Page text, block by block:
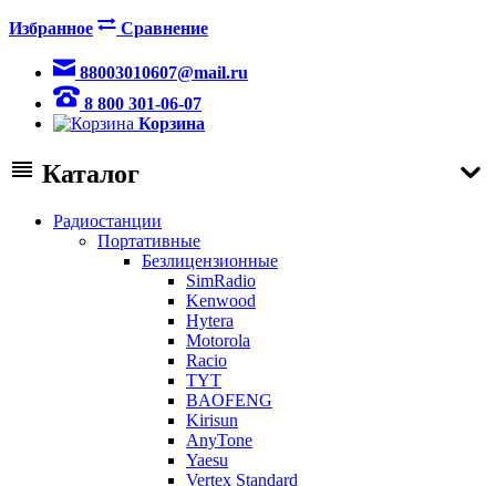
Избранное Сравнение
88003010607@mail.ru
8 800 301-06-07
Корзина
Каталог
Радиостанции
Портативные
Безлицензионные
SimRadio
Kenwood
Hytera
Motorola
Racio
TYT
BAOFENG
Kirisun
AnyTone
Yaesu
Vertex Standard